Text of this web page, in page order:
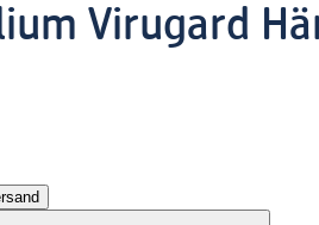
Virugard